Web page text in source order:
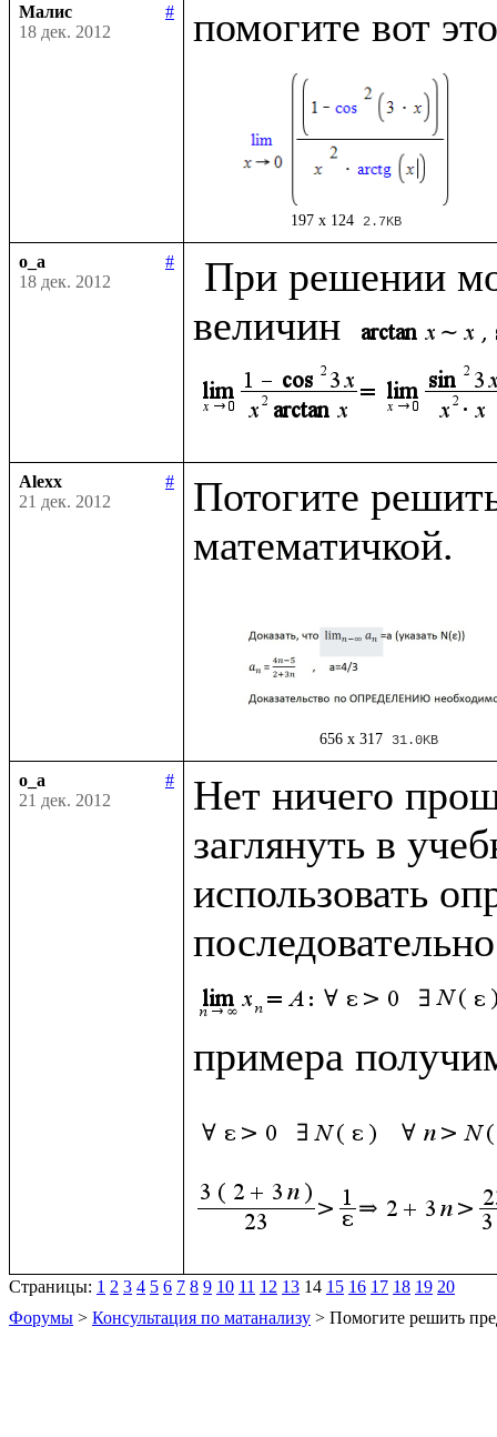
Малис
#
18 дек. 2012
197 x 124 2.7KB
o_a
#
18 дек. 2012
величин
Alexx
#
21 дек. 2012
Потогите
656 x 317 31.0KB
o_a
#
21 дек. 2012
Нет ничего
заглянуть в
использовать
примера
Страницы: 1 2 3 4 5 6 7 8 9 10 11 12 13 14 15 16 17 18 19 20
Форумы > Консультация по матанализу > Помогите решить